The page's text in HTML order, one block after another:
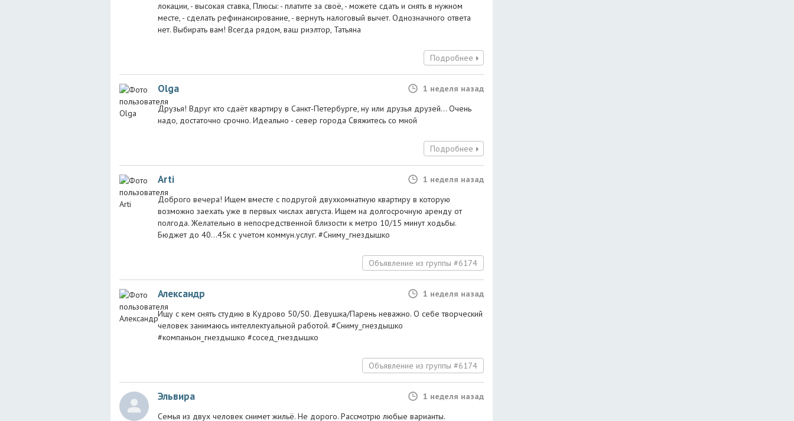
локации, - высокая ставка, Плюсы: - платите за своё, - можете сдать и снять в нужном
месте, - сделать рефинансирование, - вернуть налоговый вычет. Однозначного ответа
нет. Выбирать вам! Всегда рядом, ваш риэлтор, Татьяна
Подробнее
Olga
1 неделя назад
Друзья! Вдруг кто сдаёт квартиру в Санкт-Петербурге, ну или друзья друзей... Очень
надо, достаточно срочно. Идеально - север города Свяжитесь со мной
Подробнее
Arti
1 неделя назад
Доброго вечера! Ищем вместе с подругой двухкомнатную квартиру в которую
возможно заехать уже в первых числах августа. Ищем на долгосрочную аренду от
полгода. Желательно в непосредственной близости к метро 10/15 минут ходьбы.
Бюджет до 40...45к с учетом коммун.услуг. #Сниму_гнездышко
Объявление из группы #6174
Александр
1 неделя назад
Ищу с кем снять студию в Кудрово 50/50. Девушка/Парень неважно. О себе творческий
человек занимаюсь интеллектуальной работой. #Сниму_гнездышко
#компаньон_гнездышко #сосед_гнездышко
Объявление из группы #6174
Эльвира
1 неделя назад
Семья из двух человек снимет жильё. Не дорого. Рассмотрю любые варианты.